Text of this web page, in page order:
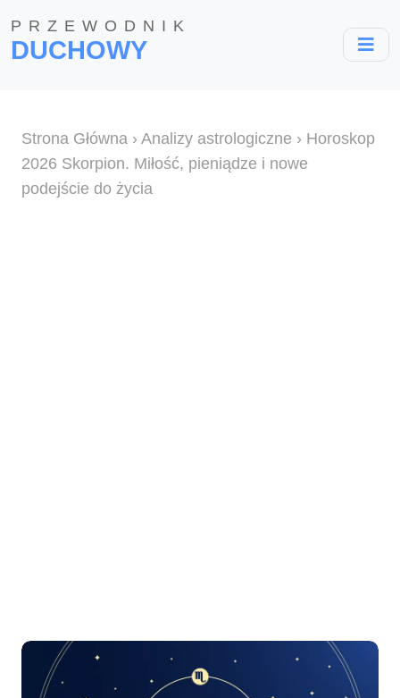
PRZEWODNIK
DUCHOWY
Strona Główna › Analizy astrologiczne › Horoskop
2026 Skorpion. Miłość, pieniądze i nowe
podejście do życia